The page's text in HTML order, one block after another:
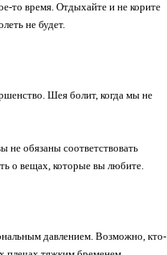
то время. Отдыхайте и не корите
не будет.
Шея болит, когда мы не
обязаны соответствовать
о вещах, которые вы любите.
давлением. Возможно, кто-